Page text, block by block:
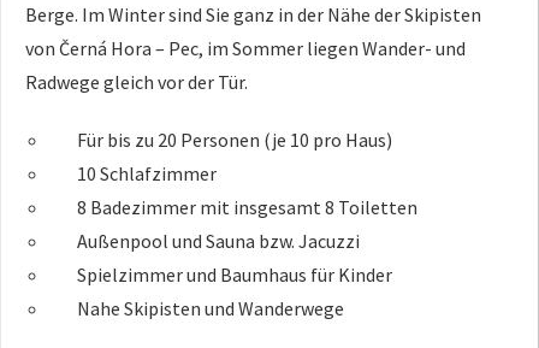
Berge. Im Winter sind Sie ganz in der Nähe der Skipisten
von Černá Hora – Pec, im Sommer liegen Wander- und
Radwege gleich vor der Tür.
Für bis zu 20 Personen (je 10 pro Haus)
10 Schlafzimmer
8 Badezimmer mit insgesamt 8 Toiletten
Außenpool und Sauna bzw. Jacuzzi
Spielzimmer und Baumhaus für Kinder
Nahe Skipisten und Wanderwege